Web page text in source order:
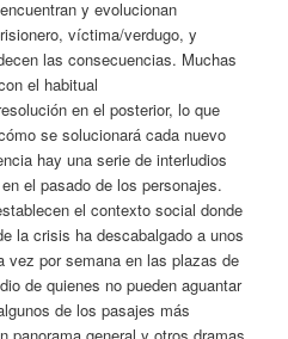
y evolucionan
víctima/verdugo, y
las consecuencias. Muchas
el habitual
en el posterior, lo que
se solucionará cada nuevo
hay una serie de interludios
el pasado de los personajes.
el contexto social donde
la crisis ha descabalgado a unos
vez por semana en las plazas de
de quienes no pueden aguantar
de los pasajes más